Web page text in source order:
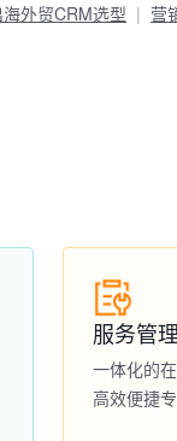
海外贸CRM选型 营
服务管理
一体化的
高效便捷专